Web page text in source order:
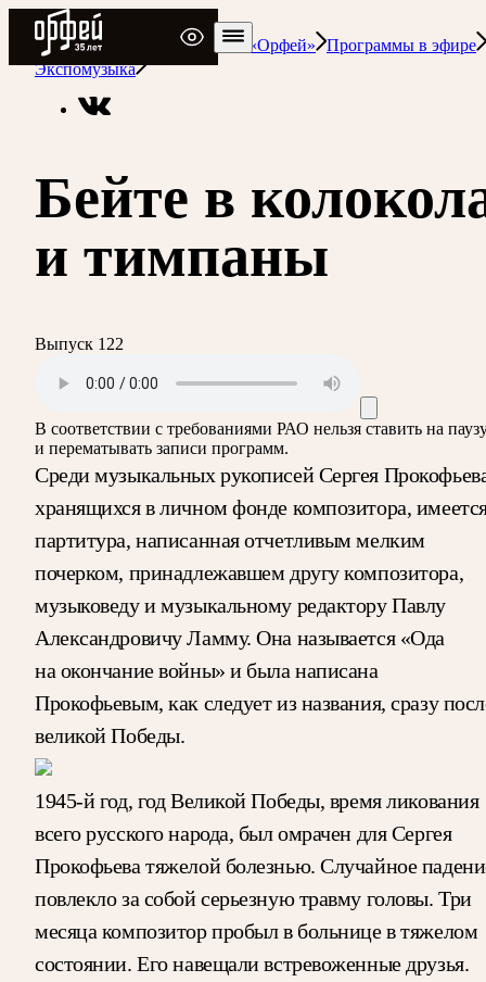
Радио Орфей
Радио классической музыки «Орфей»
Программы в эфире
Экспомузыка
Бейте в
и тимпаны
Выпуск 122
В соответствии с требованиями РАО нельзя ставить на
и перематывать записи программ.
Среди музыкальных рукописей Сергея
хранящихся в личном фонде композитора,
партитура, написанная отчетливым мелким
почерком, принадлежавшем другу композитора,
музыковеду и музыкальному редактору Павлу
Александровичу Ламму. Она называется «Ода
на окончание войны» и была написана
Прокофьевым, как следует из названия, сразу
великой Победы.
1945-й год, год Великой Победы, время ликования
всего русского народа, был омрачен для Сергея
Прокофьева тяжелой болезнью. Случайное
повлекло за собой серьезную травму головы. Три
месяца композитор пробыл в больнице в тяжелом
состоянии. Его навещали встревоженные друзья.